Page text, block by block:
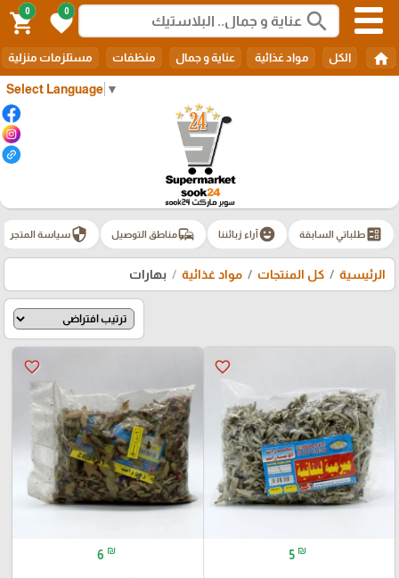
Select Language ▼
search
0
favorite
0
shopping_cart
home الكل مواد غذائية عناية و جمال منظفات مستلزمات منزلية
ballotطلباتي السابقة emoji_emotionsآراء زبائننا commuteمناطق التوصيل securityسياسة المتجر
الرئيسية كل المنتجات مواد غذائية بهارات
favorite_border
5 ₪
favorite_border
6 ₪